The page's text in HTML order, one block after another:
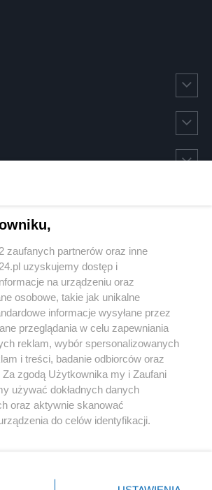
Instagram Youtube
zaufanych partnerów oraz inne
uzyskujemy dostęp i
na urządzeniu oraz
osobowe, takie jak unikalne
informacje wysyłane przez
przeglądania w celu zapewniania
reklam, wybór spersonalizowanych
i treści, badanie odbiorców oraz
Za zgodą Użytkownika my i Zaufani
używać dokładnych danych
oraz aktywnie skanować
do celów identyfikacji.
przycisk ustawień prywatności